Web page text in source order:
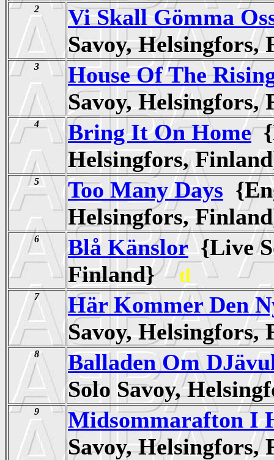
2
Vi Skall Gömma
Savoy,
3
House Of The
Savoy,
4 Bring It On Home
Helsingfors,
5 Too Many Days
Helsingfors,
6 Blå Känslor{Live
Finland}tl
7
Här Kommer Den
Savoy,
8
Balladen Om
Solo Savoy,
9
Midsommarafton I
Savoy,